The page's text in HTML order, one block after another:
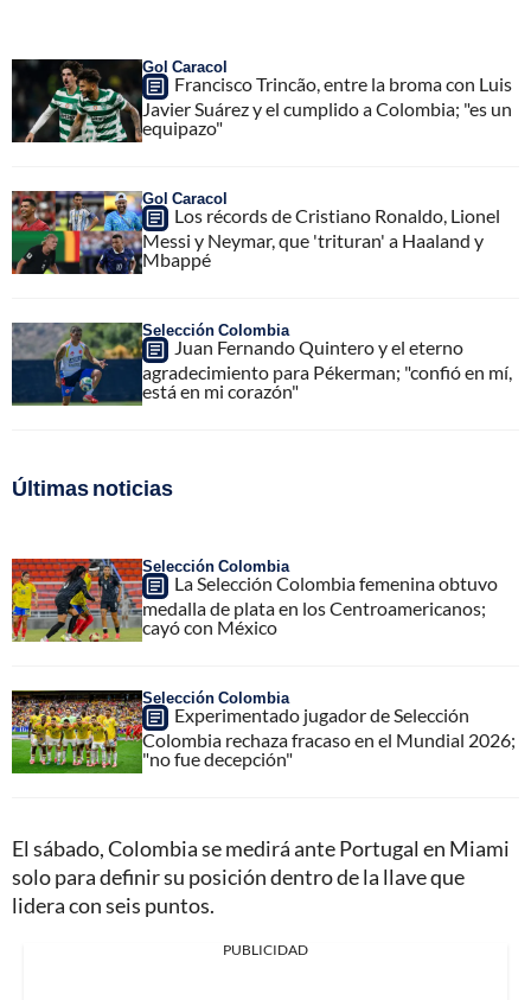
Gol Caracol
Francisco Trincão, entre la broma con Luis
Javier Suárez y el cumplido a Colombia; "es un
equipazo"
Gol Caracol
Los récords de Cristiano Ronaldo, Lionel
Messi y Neymar, que 'trituran' a Haaland y
Mbappé
Selección Colombia
Juan Fernando Quintero y el eterno
agradecimiento para Pékerman; "confió en mí,
está en mi corazón"
Últimas noticias
Selección Colombia
La Selección Colombia femenina obtuvo
medalla de plata en los Centroamericanos;
cayó con México
Selección Colombia
Experimentado jugador de Selección
Colombia rechaza fracaso en el Mundial 2026;
"no fue decepción"
El sábado, Colombia se medirá ante Portugal en Miami
solo para definir su posición dentro de la llave que
lidera con seis puntos.
PUBLICIDAD